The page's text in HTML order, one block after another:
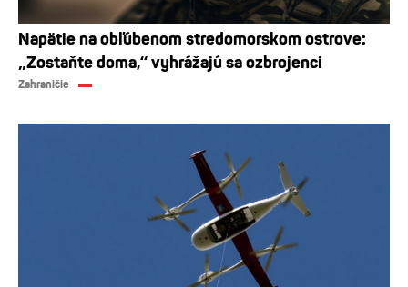
Napätie na obľúbenom stredomorskom ostrove:
„Zostaňte doma,“ vyhrážajú sa ozbrojenci
Zahraničie